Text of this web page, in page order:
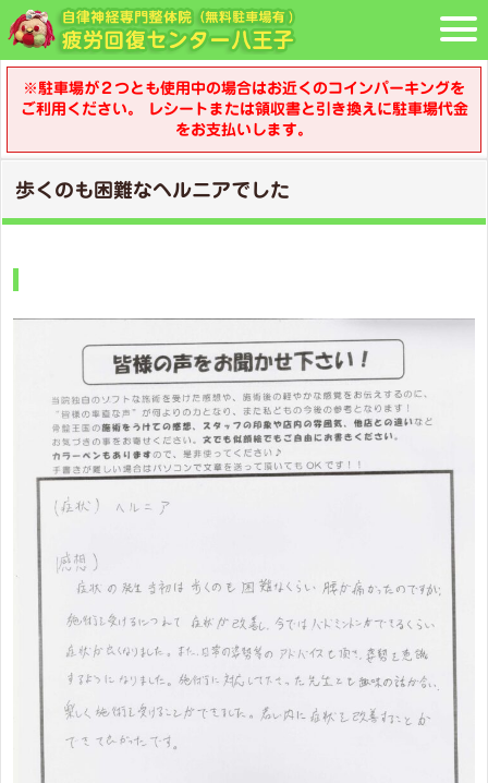
※駐車場が２つとも使用中の場合はお近くのコインパーキングを
ご利用ください。 レシートまたは領収書と引き換えに駐車場代金
をお支払いします。
歩くのも困難なヘルニアでした